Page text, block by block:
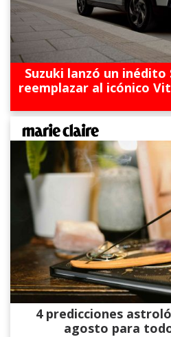
Suzuki lanzó un inédito
reemplazar al icónico
4 predicciones
agosto para